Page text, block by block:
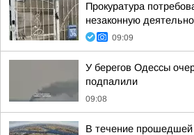
Прокуратура
незаконную
09:09
У берегов Одессы
подпалили
09:08
В течение прошедшей